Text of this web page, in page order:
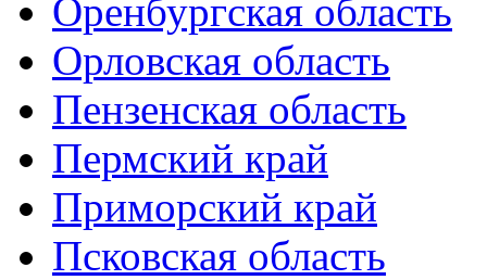
Оренбургская область
Орловская область
Пензенская область
Пермский край
Приморский край
Псковская область